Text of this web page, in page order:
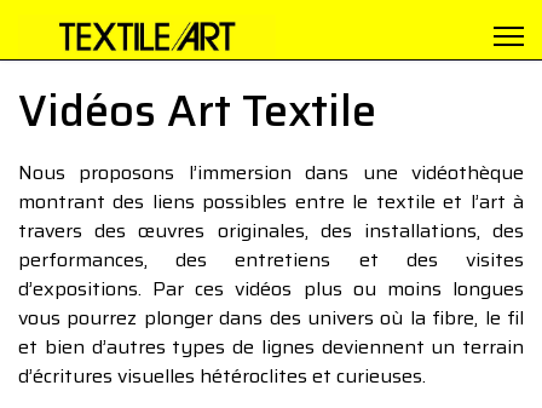
Vidéos Art Textile
Nous proposons l’immersion dans une vidéothèque
montrant des liens possibles entre le textile et l’art à
travers des œuvres originales, des installations, des
performances, des entretiens et des visites
d’expositions. Par ces vidéos plus ou moins longues
vous pourrez plonger dans des univers où la fibre, le fil
et bien d’autres types de lignes deviennent un terrain
d’écritures visuelles hétéroclites et curieuses.